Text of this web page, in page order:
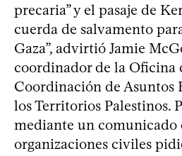
precaria” y el pasaje de
cuerda de salvamento
Gaza”, advirtió Jamie
coordinador de la Oficina
Coordinación de Asuntos
los Territorios Palestinos.
mediante un comunicado
organizaciones civiles